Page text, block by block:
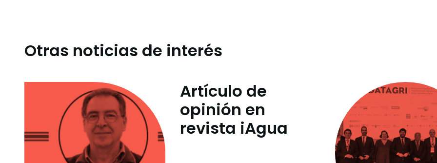
Otras noticias de interés
Artículo de
opinión en
revista iAgua